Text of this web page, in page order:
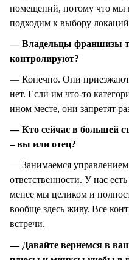
помещений, потому что мы
подходим к выбору
— Владельцы франшизы
контролируют?
— Конечно. Они
нет. Если им что-то
ином месте, они запретят
— Кто сейчас в большей
– вы или отец?
— Занимаемся управлением
ответственности. У нас
менее мы целиком и
вообще здесь живу. Все
встречи.
— Давайте вернемся в